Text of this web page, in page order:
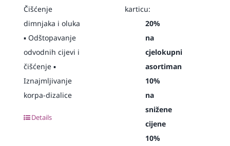
Čišćenje
dimnjaka i oluka
▪️ Odštopavanje
odvodnih cijevi i
čišćenje ▪️
Iznajmljivanje
korpa-dizalice
Details
karticu:
20%
na
cjelokupni
asortiman
10%
na
snižene
cijene
10%